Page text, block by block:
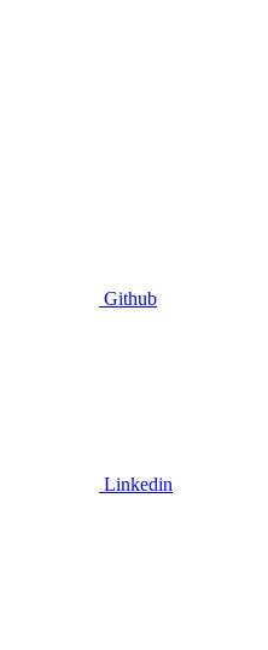
Github
Linkedin